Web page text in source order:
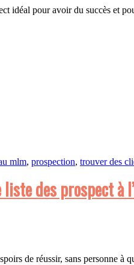
idéal pour avoir du succès et
mlm, prospection, trouver des
des prospect à
de réussir, sans personne à